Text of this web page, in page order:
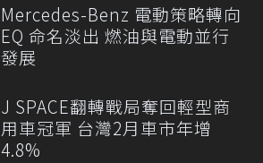
Mercedes-Benz 電動策略轉向
EQ 命名淡出 燃油與電動並行
發展
J SPACE翻轉戰局奪回輕型商
用車冠軍 台灣2月車市年增
4.8%